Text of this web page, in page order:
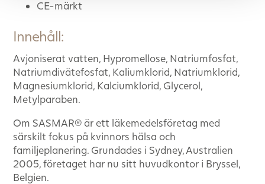
CE-märkt
Innehåll:
Avjoniserat vatten, Hypromellose, Natriumfosfat,
Natriumdivätefosfat, Kaliumklorid, Natriumklorid,
Magnesiumklorid, Kalciumklorid, Glycerol,
Metylparaben.
Om SASMAR® är ett läkemedelsföretag med
särskilt fokus på kvinnors hälsa och
familjeplanering. Grundades i Sydney, Australien
2005, företaget har nu sitt huvudkontor i Bryssel,
Belgien.